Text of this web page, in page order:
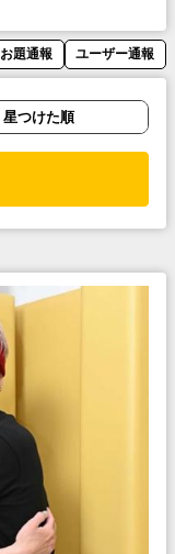
お題通報 ユーザー通報
星つけた順